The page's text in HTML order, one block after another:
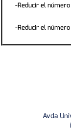
-Reducir el
-Reducir el
Avda